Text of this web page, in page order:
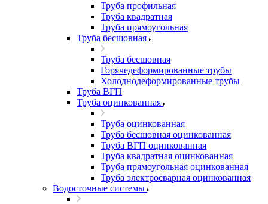
Труба профильная
Труба квадратная
Труба прямоугольная
Труба бесшовная
Труба бесшовная
Горячедеформированные трубы
Холоднодеформированные трубы
Труба ВГП
Труба оцинкованная
Труба оцинкованная
Труба бесшовная оцинкованная
Труба ВГП оцинкованная
Труба квадратная оцинкованная
Труба прямоугольная оцинкованная
Труба электросварная оцинкованная
Водосточные системы